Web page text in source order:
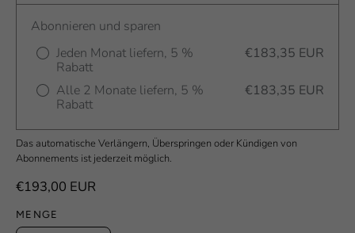
Abonnieren und sparen
Jeden Monat liefern, 5 %
Rabatt
€183,35 EUR
Alle 2 Monate liefern, 5 %
Rabatt
€183,35 EUR
Das automatische Verlängern, Überspringen oder Kündigen von
Abonnements ist jederzeit möglich.
€193,00 EUR
MENGE